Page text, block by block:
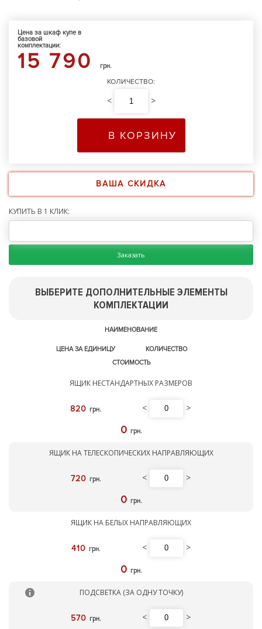
Цена за шкаф купе в
базовой
комплектации:
15 790 грн.
КОЛИЧЕСТВО:
< >
В КОРЗИНУ
ВАША СКИДКА
КУПИТЬ В 1 КЛИК:
Заказать
ВЫБЕРИТЕ ДОПОЛНИТЕЛЬНЫЕ ЭЛЕМЕНТЫ
КОМПЛЕКТАЦИИ
НАИМЕНОВАНИЕ
ЦЕНА ЗА ЕДИНИЦУ
КОЛИЧЕСТВО
СТОИМОСТЬ
ЯЩИК НЕСТАНДАРТНЫХ РАЗМЕРОВ
820 грн. < >
0 грн.
ЯЩИК НА ТЕЛЕСКОПИЧЕСКИХ НАПРАВЛЯЮЩИХ
720 грн. < >
0 грн.
ЯЩИК НА БЕЛЫХ НАПРАВЛЯЮЩИХ
410 грн. < >
0 грн.
ПОДСВЕТКА (ЗА ОДНУ ТОЧКУ)
570 грн. < >